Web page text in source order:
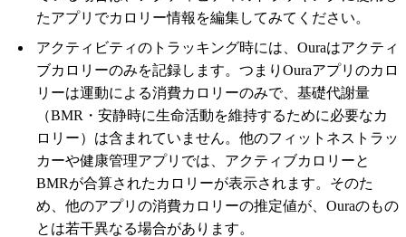
たアプリでカロリー情報を編集してみてください。
アクティビティのトラッキング時には、Ouraはアクティ
ブカロリーのみを記録します。つまりOuraアプリのカロ
リーは運動による消費カロリーのみで、基礎代謝量
（BMR・安静時に生命活動を維持するために必要なカ
ロリー）は含まれていません。他のフィットネストラッ
カーや健康管理アプリでは、アクティブカロリーと
BMRが合算されたカロリーが表示されます。そのた
め、他のアプリの消費カロリーの推定値が、Ouraのもの
とは若干異なる場合があります。